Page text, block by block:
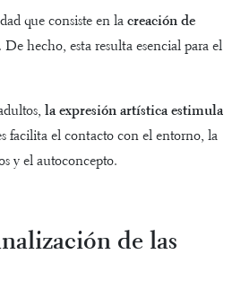
que consiste en la creación de
. De hecho, esta resulta esencial para el
la expresión artística estimula
facilita el contacto con el entorno, la
y el autoconcepto.
de las